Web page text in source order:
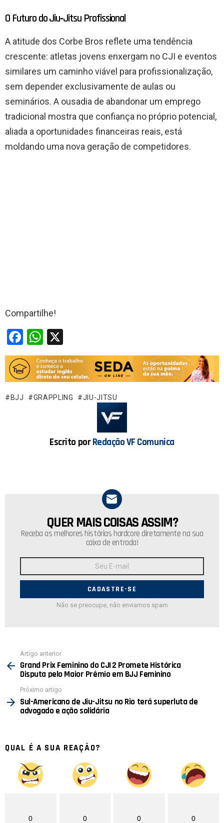
O Futuro do Jiu‑Jitsu Profissional
A atitude dos Corbe Bros reflete uma tendência
crescente: atletas jovens enxergam no CJI e eventos
similares um caminho viável para profissionalização,
sem depender exclusivamente de aulas ou
seminários. A ousadia de abandonar um emprego
tradicional mostra que confiança no próprio potencial,
aliada a oportunidades financeiras reais, está
moldando uma nova geração de competidores.
Compartilhe!
F
a
ce
b
o
W
h
at
s
A
BJJ GRAPPLING JIU-JITSU
Escrito porRedação VF Comunica
NEWSLETTER
QUER MAIS COISAS ASSIM?
Receba as melhores histórias hardcore diretamente na sua
caixa de entrada!
E-
Não se preocupe, não enviamos spam
mais
Artigo anterior
Grand Prix Feminino do CJI 2 Promete Histórica
Disputa pelo Maior Prêmio em BJJ Feminino
Próximo artigo
Sul-Americano de Jiu-Jitsu no Rio terá superluta de
advogado e ação solidária
QUAL É A SUA REAÇÃO?
0 0 0 0